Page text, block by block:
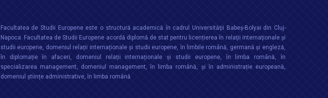
Facultatea de Studii Europene este o structură academică în cadrul Universităţii Babeș-Bolyai din Cluj-
Napoca. Facultatea de Studii Europene acordă diplomă de stat pentru licențierea în relaţii internaţionale şi
studii europene, domeniul relații internaționale şi studii europene, în limbile română, germană și engleză,
în diplomație în afaceri, domeniul relații internaționale și studii europene, în limba română, în
specializarea management, domeniul management, în limba română, și în administrație europeană,
domeniul științe administrative, în limba română